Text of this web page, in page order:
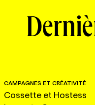
CAMPAGNES ET CRÉATIVITÉ
Cossette et Hostess